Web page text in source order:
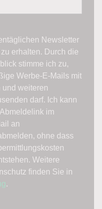
Newsletter
zu erhalten. Durch die
stimme ich zu,
Werbe-E-Mails mit
weiteren
darf. Ich kann
im
an
ohne dass
Weitere
finden Sie in
.